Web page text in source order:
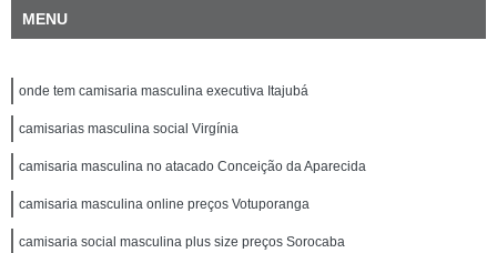
MENU
onde tem camisaria masculina executiva Itajubá
camisarias masculina social Virgínia
camisaria masculina no atacado Conceição da Aparecida
camisaria masculina online preços Votuporanga
camisaria social masculina plus size preços Sorocaba